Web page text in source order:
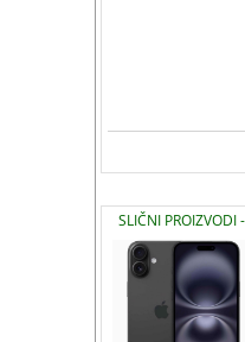
SLIČNI PROIZVODI